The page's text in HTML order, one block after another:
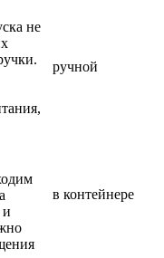
не
ручной
и
в контейнере